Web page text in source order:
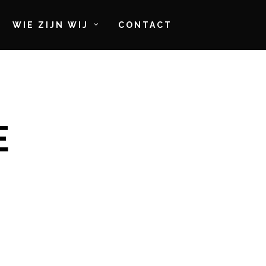
WIE ZIJN WIJ CONTACT